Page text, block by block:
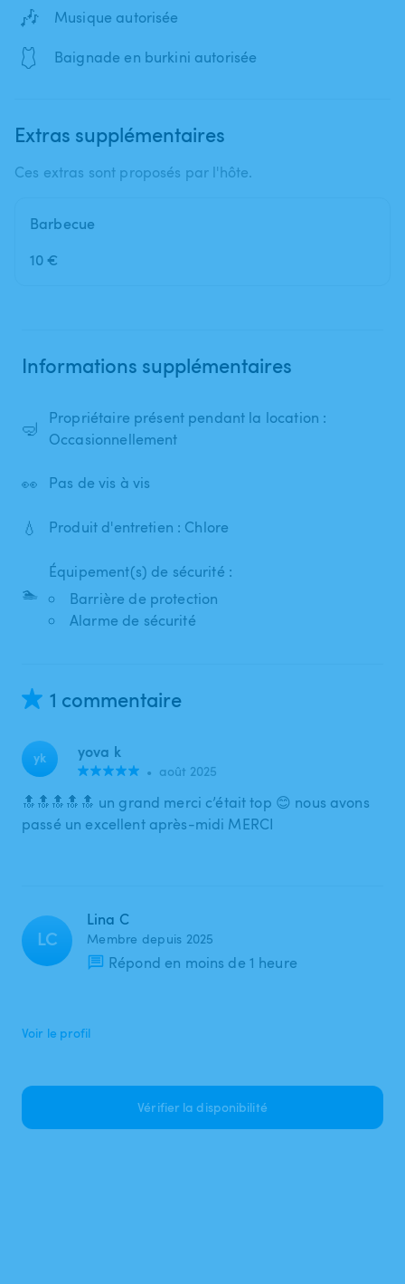
🎶 Musique autorisée
🩱 Baignade en burkini autorisée
Extras supplémentaires
Ces extras sont proposés par l'hôte.
Barbecue
10 €
Informations supplémentaires
🤿
Propriétaire présent pendant la location :
Occasionnellement
👀 Pas de vis à vis
💧 Produit d'entretien : Chlore
🏊
Équipement(s) de sécurité :
Barrière de protection
Alarme de sécurité
1 commentaire
yk yova k
• août 2025
🔝🔝🔝🔝🔝 un grand merci c’était top 😊 nous avons
passé un excellent après-midi MERCI
LC
Lina C
Membre depuis 2025
Répond en moins de 1 heure
Voir le profil
Vérifier la disponibilité